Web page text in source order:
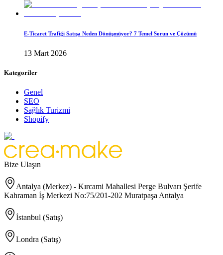
E-Ticaret Trafiği Satışa Neden Dönüşmüyor? 7 Temel Sorun ve Çözümü
13 Mart 2026
Kategoriler
Genel
SEO
Sağlık Turizmi
Shopify
Bize Ulaşın
Antalya (Merkez) - Kırcami Mahallesi Perge Bulvarı Şerife
Kahraman İş Merkezi No:75/201-202 Muratpaşa Antalya
İstanbul (Satış)
Londra (Satış)